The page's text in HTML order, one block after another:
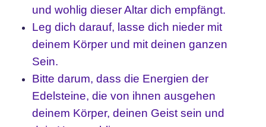
und wohlig dieser Altar dich empfängt.
Leg dich darauf, lasse dich nieder mit
deinem Körper und mit deinen ganzen
Sein.
Bitte darum, dass die Energien der
Edelsteine, die von ihnen ausgehen
deinem Körper, deinen Geist sein und